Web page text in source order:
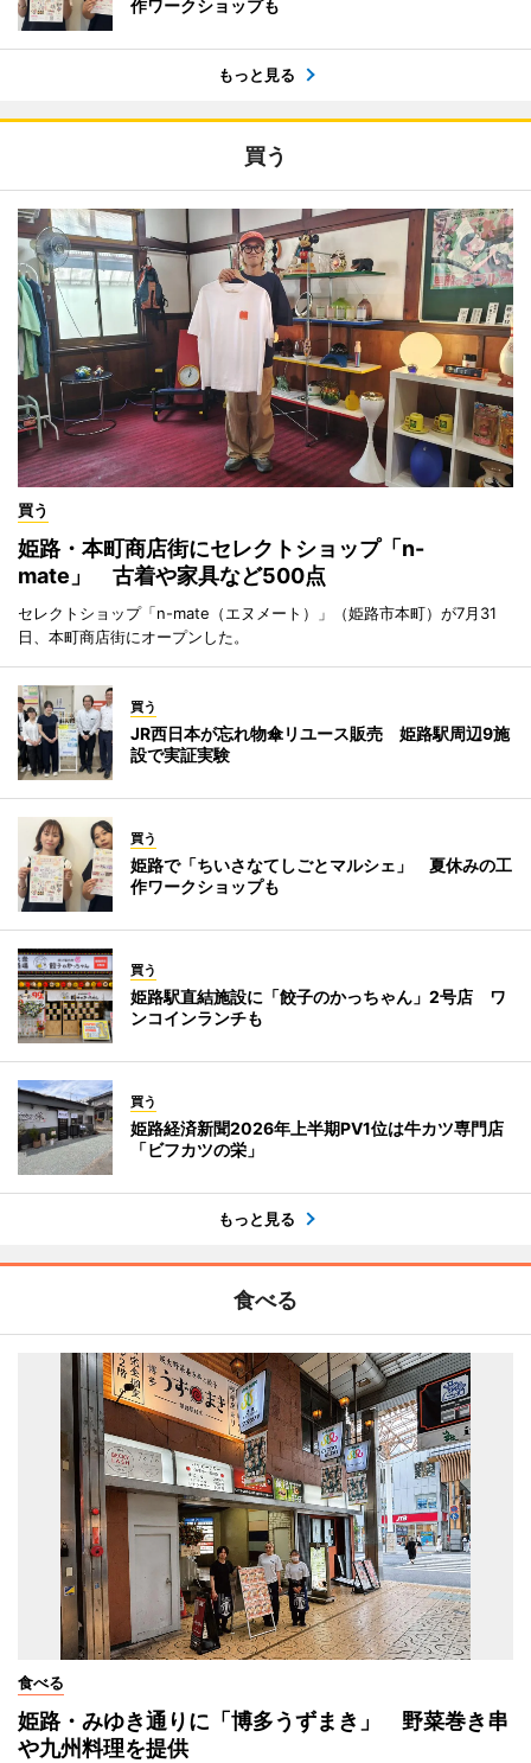
作ワークショップも
もっと見る
買う
買う
姫路・本町商店街にセレクトショップ「n-
mate」 古着や家具など500点
セレクトショップ「n-mate（エヌメート）」（姫路市本町）が7月31
日、本町商店街にオープンした。
買う
JR西日本が忘れ物傘リユース販売 姫路駅周辺9施
設で実証実験
買う
姫路で「ちいさなてしごとマルシェ」 夏休みの工
作ワークショップも
買う
姫路駅直結施設に「餃子のかっちゃん」2号店 ワ
ンコインランチも
買う
姫路経済新聞2026年上半期PV1位は牛カツ専門店
「ビフカツの栄」
もっと見る
食べる
食べる
姫路・みゆき通りに「博多うずまき」 野菜巻き串
や九州料理を提供